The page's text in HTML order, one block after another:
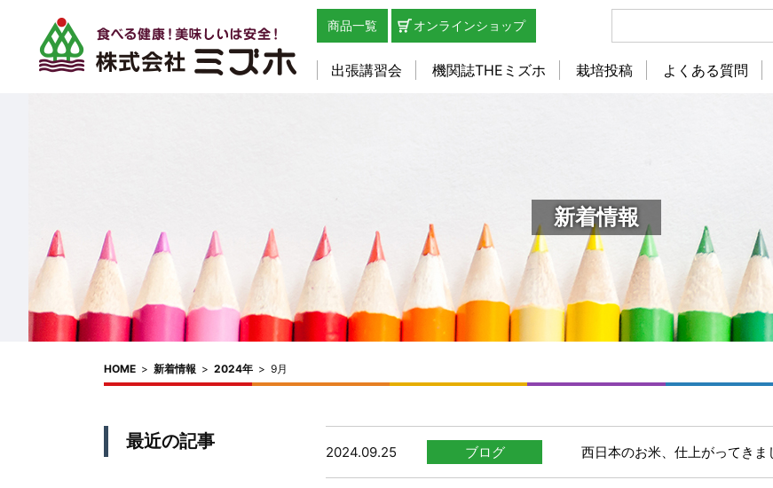
商品一覧 オンラインショップ
出張講習会 機関誌THEミズホ 栽培投稿 よくある質問
新着情報
HOME > 新着情報 > 2024年 > 9月
2024.09.25 ブログ 西日本のお米、仕上がってきま
最近の記事